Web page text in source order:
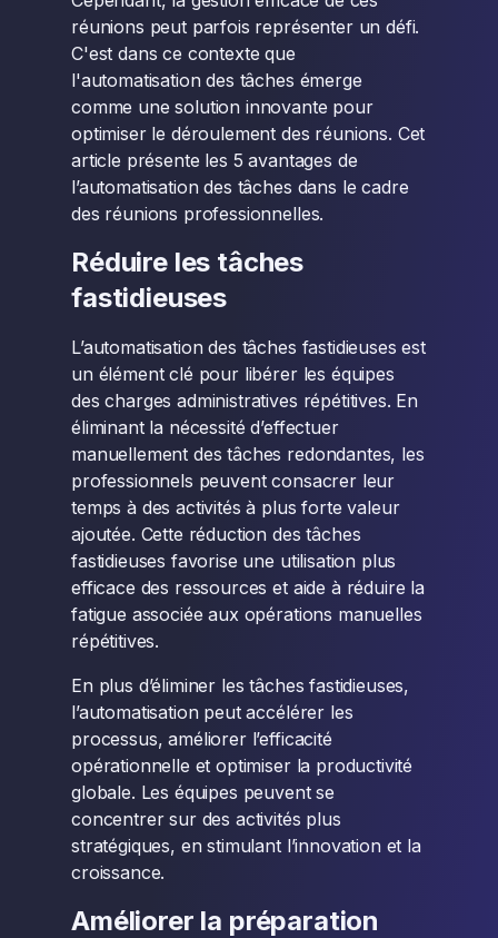
réunions peut parfois représenter un défi.
C'est dans ce contexte que
l'automatisation des tâches émerge
comme une solution innovante pour
optimiser le déroulement des réunions. Cet
article présente les 5 avantages de
l’automatisation des tâches dans le cadre
des réunions professionnelles.
Réduire les tâches
fastidieuses
L’automatisation des tâches fastidieuses est
un élément clé pour libérer les équipes
des charges administratives répétitives. En
éliminant la nécessité d’effectuer
manuellement des tâches redondantes, les
professionnels peuvent consacrer leur
temps à des activités à plus forte valeur
ajoutée. Cette réduction des tâches
fastidieuses favorise une utilisation plus
efficace des ressources et aide à réduire la
fatigue associée aux opérations manuelles
répétitives.
En plus d’éliminer les tâches fastidieuses,
l’automatisation peut accélérer les
processus, améliorer l’efficacité
opérationnelle et optimiser la productivité
globale. Les équipes peuvent se
concentrer sur des activités plus
stratégiques, en stimulant l’innovation et la
croissance.
Améliorer la préparation